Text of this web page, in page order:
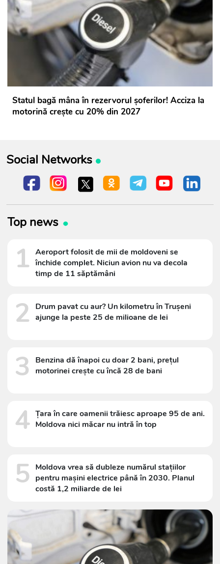
Statul bagă mâna în rezervorul șoferilor! Acciza la
motorină crește cu 20% din 2027
Social Networks
Top news
1 Aeroport folosit de mii de moldoveni se
închide complet. Niciun avion nu va decola
timp de 11 săptămâni
2
Drum pavat cu aur? Un kilometru în Trușeni
ajunge la peste 25 de milioane de lei
3
Benzina dă înapoi cu doar 2 bani, prețul
motorinei crește cu încă 28 de bani
4 Țara în care oamenii trăiesc aproape 95 de ani.
Moldova nici măcar nu intră în top
5 Moldova vrea să dubleze numărul stațiilor
pentru mașini electrice până în 2030. Planul
costă 1,2 miliarde de lei